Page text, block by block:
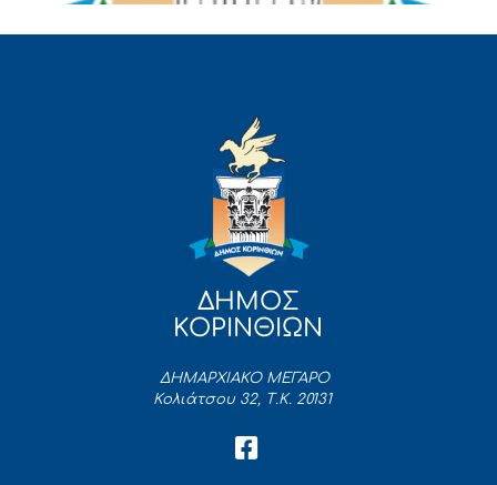
ΔΗΜΟΣ
ΚΟΡΙΝΘΙΩΝ
ΔΗΜΑΡΧΙΑΚΟ ΜΕΓΑΡΟ
Κολιάτσου 32, Τ.Κ. 20131